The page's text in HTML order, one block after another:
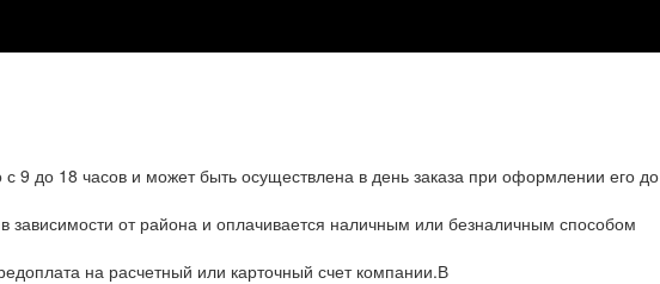
9 до 18 часов и может быть осуществлена в день заказа при оформлении его до
зависимости от района и оплачивается наличным или безналичным способом
на расчетный или карточный счет компании.В